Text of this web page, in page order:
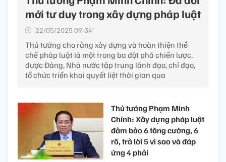
mới tư duy trong xây dựng pháp luật
22/05/2025 09:34’
Thủ tướng cho rằng xây dựng và hoàn thiện thể
chế pháp luật là một trong ba đột phá chiến lược,
được Đảng, Nhà nước tập trung lãnh đạo, chỉ đạo,
tổ chức triển khai quyết liệt thời gian qua
Thủ tướng Phạm Minh
Chính: Xây dựng pháp luật
đảm bảo 6 tăng cường, 6
rõ, trả lời 5 vì sao và đáp
ứng 4 phải